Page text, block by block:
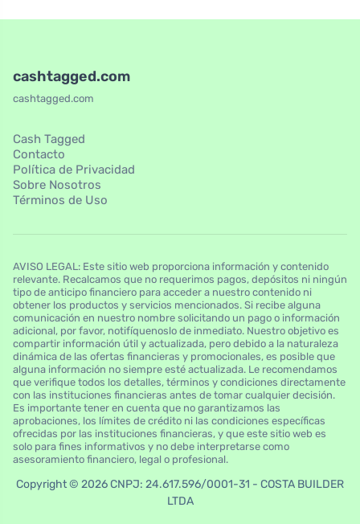
cashtagged.com
cashtagged.com
Cash Tagged
Contacto
Política de Privacidad
Sobre Nosotros
Términos de Uso
AVISO LEGAL: Este sitio web proporciona información y contenido
relevante. Recalcamos que no requerimos pagos, depósitos ni ningún
tipo de anticipo financiero para acceder a nuestro contenido ni
obtener los productos y servicios mencionados. Si recibe alguna
comunicación en nuestro nombre solicitando un pago o información
adicional, por favor, notifíquenoslo de inmediato. Nuestro objetivo es
compartir información útil y actualizada, pero debido a la naturaleza
dinámica de las ofertas financieras y promocionales, es posible que
alguna información no siempre esté actualizada. Le recomendamos
que verifique todos los detalles, términos y condiciones directamente
con las instituciones financieras antes de tomar cualquier decisión.
Es importante tener en cuenta que no garantizamos las
aprobaciones, los límites de crédito ni las condiciones específicas
ofrecidas por las instituciones financieras, y que este sitio web es
solo para fines informativos y no debe interpretarse como
asesoramiento financiero, legal o profesional.
Copyright © 2026 CNPJ: 24.617.596/0001-31 - COSTA BUILDER
LTDA